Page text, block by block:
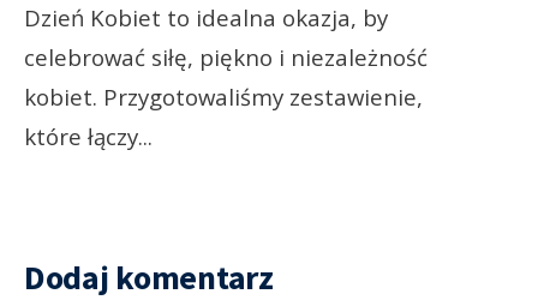
Dzień Kobiet to idealna okazja, by
celebrować siłę, piękno i niezależność
kobiet. Przygotowaliśmy zestawienie,
które łączy...
Dodaj komentarz